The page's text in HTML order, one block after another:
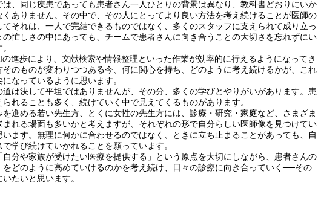
、同じ疾患であっても患者さん一人ひとりの背景は異なり、教科書どおりにいか
くありません。その中で、その人にとってより良い方法を考え続けることが医師の
てそれは、一人で完結できるものではなく、多くのスタッフに支えられて成り立っ
の忙しさの中にあっても、チームで患者さんに向き合うことの大切さを忘れずにい
進歩により、文献検索や情報整理といった作業が効率的に行えるようになってき
そのものが変わりつつある今、何に関心を持ち、どのように考え続けるかが、これ
なっているように思います。
は決して平坦ではありませんが、その分、多くの学びとやりがいがあります。患
れることも多く、続けていく中で見えてくるものがあります。
進める若い先生方、とくに女性の先生方には、診療・研究・家庭など、さまざま
まれる場面も多いかと考えますが、それぞれの形で自分らしい医師像を見つけてい
います。無理に何かに合わせるのではなく、ときに立ち止まることがあっても、自
学び続けていかれることを願っています。
分や家族が受けたい医療を提供する」という原点を大切にしながら、患者さんの
をどのように高めていけるのかを考え続け、日々の診療に向き合っていく──その
たいと思います。